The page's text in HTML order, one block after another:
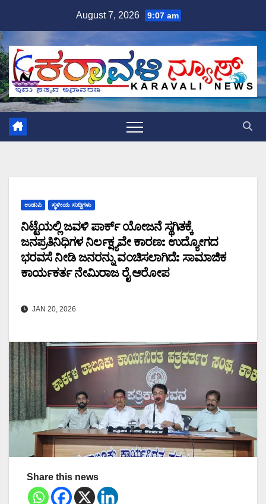
content
August 7, 2026 9:07 am
ಉಡುಪಿ ಸ್ಥಳೀಯ ಸುದ್ದಿಗಳು
ನಿಟ್ಟೆಯಲ್ಲಿ ಜವಳಿ ಪಾರ್ಕ್ ಯೋಜನೆ ಸ್ಥಗಿತಕ್ಕೆ
ಜನಪ್ರತಿನಿಧಿಗಳ ನಿರ್ಲಕ್ಷ್ಯವೇ ಕಾರಣ: ಉದ್ಯೋಗದ
ಭರವಸೆ ನೀಡಿ ಜನರನ್ನು ವಂಚಿಸಲಾಗಿದೆ: ಸಾಮಾಜಿಕ
ಕಾರ್ಯಕರ್ತ ನೇಮಿರಾಜ ರೈ ಆರೋಪ
JAN 20, 2026
Share this news